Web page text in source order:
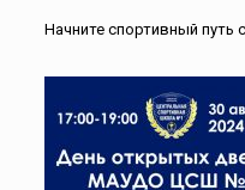
Начните спортивный путь